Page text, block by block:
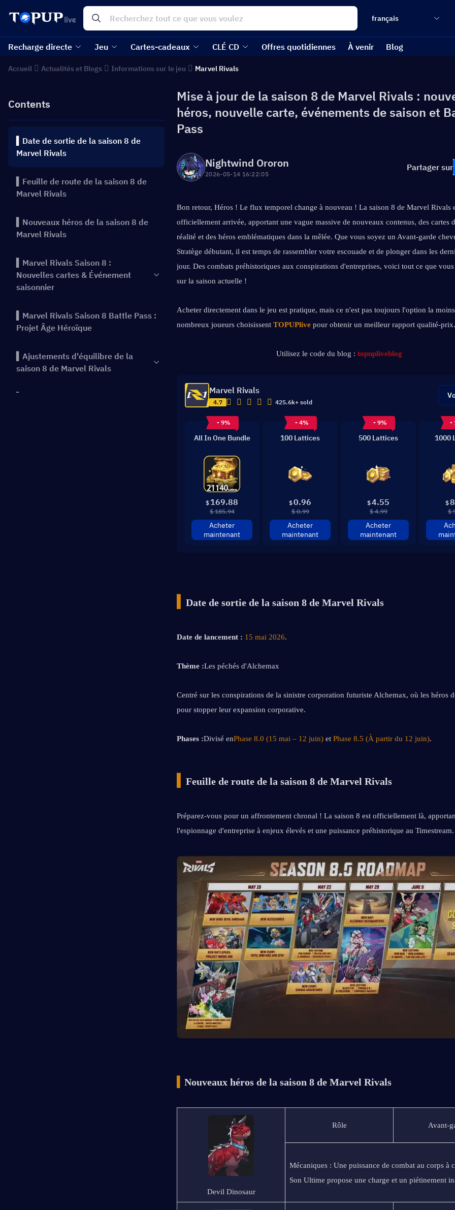
français
Recharge directe Jeu Cartes-cadeaux CLÉ CD Offres quotidiennes À venir Blog
Accueil Actualités et Blogs Informations sur le jeu Marvel Rivals
Contents
▍Date de sortie de la saison 8 de
Marvel Rivals
▍Feuille de route de la saison 8 de
Marvel Rivals
▍Nouveaux héros de la saison 8 de
Marvel Rivals
▍Marvel Rivals Saison 8 :
Nouvelles cartes & Événement
saisonnier
▍Marvel Rivals Saison 8 Battle Pass :
Projet Âge Héroïque
▍Ajustements d'équilibre de la
saison 8 de Marvel Rivals
Mise à jour de la saison 8 de Marvel Rivals :
héros, nouvelle carte, événements de saison et
Pass
Nightwind Ororon
2026-05-14 16:22:05
Partager sur
Bon retour, Héros ! Le flux temporel change à nouveau ! La saison 8 de Marvel Rivals
officiellement arrivée, apportant une vague massive de nouveaux contenus, des cartes
réalité et des héros emblématiques dans la mêlée. Que vous soyez un Avant-garde
Stratège débutant, il est temps de rassembler votre escouade et de plonger dans les
jour. Des combats préhistoriques aux conspirations d'entreprises, voici tout ce que
sur la saison actuelle !
Acheter directement dans le jeu est pratique, mais ce n'est pas toujours l'option la
nombreux joueurs choisissent TOPUPlive pour obtenir un meilleur rapport qualité-prix.
Utilisez le code du blog : topupliveblog
Marvel Rivals
4.7 425.6k+ sold
- 9%
All In One Bundle
$ 169.88
$ 185.94
Acheter
maintenant
- 4%
100 Lattices
$0.96
$ 0.99
Acheter
maintenant
- 9%
500 Lattices
$4.55
$ 4.99
Acheter
maintenant
-
1000
$
$
Date de sortie de la saison 8 de Marvel Rivals
Date de lancement : 15 mai 2026.
Thème :Les péchés d'Alchemax
Centré sur les conspirations de la sinistre corporation futuriste Alchemax, où les héros
pour stopper leur expansion corporative.
Phases :Divisé enPhase 8.0 (15 mai – 12 juin) et Phase 8.5 (À partir du 12 juin).
Feuille de route de la saison 8 de Marvel Rivals
Préparez-vous pour un affrontement chronal ! La saison 8 est officiellement là,
l'espionnage d'entreprise à enjeux élevés et une puissance préhistorique au Timestream.
Nouveaux héros de la saison 8 de Marvel Rivals
Devil Dinosaur
Rôle Avant-
Mécaniques : Une puissance de combat au corps à
Son Ultime propose une charge et un piétinement